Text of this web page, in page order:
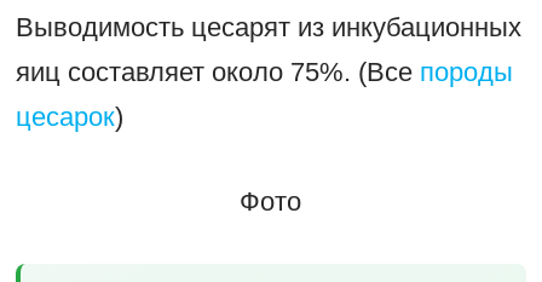
Выводимость цесарят из инкубационных
яиц составляет около 75%. (Все породы
цесарок)
Фото